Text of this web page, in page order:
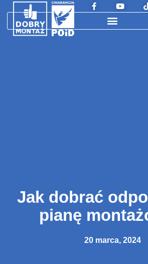
Jak dobrać
pianę
20 marca, 2024